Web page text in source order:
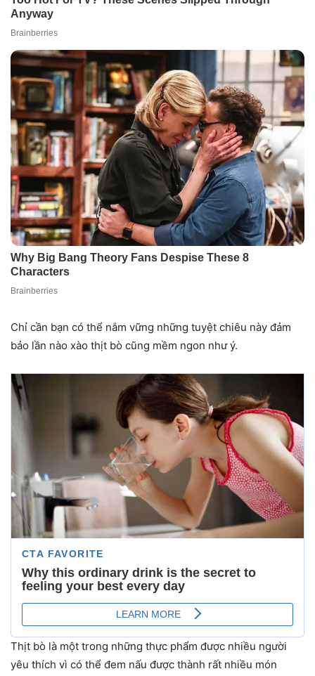
Chỉ cần bạn có thể nắm vững những tuyệt chiêu này đảm
bảo lần nào xào thịt bò cũng mềm ngon như ý.
Thịt bò là một trong những thực phẩm được nhiều người
yêu thích vì có thể đem nấu được thành rất nhiều món